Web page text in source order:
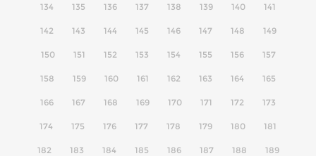
134 135 136 137 138 139 140 141
142 143 144 145 146 147 148 149
150 151 152 153 154 155 156 157
158 159 160 161 162 163 164 165
166 167 168 169 170 171 172 173
174 175 176 177 178 179 180 181
182 183 184 185 186 187 188 189